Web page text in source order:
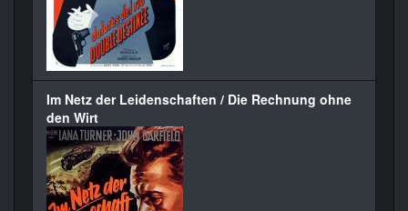
Im Netz der Leidenschaften / Die Rechnung ohne
den Wirt